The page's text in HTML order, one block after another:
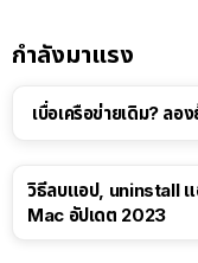
กำลังมาแรง
เบื่อเครือข่ายเดิม? ลอ
วิธีลบแอป, uninstall
Mac อัปเดต 2023